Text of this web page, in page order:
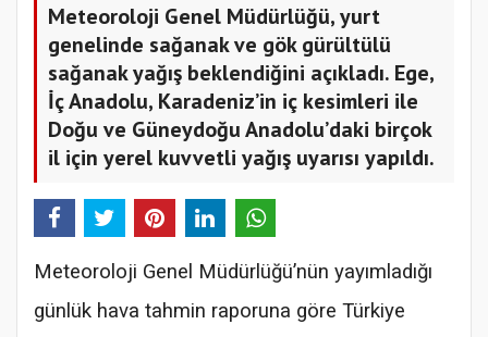
Meteoroloji Genel Müdürlüğü, yurt
genelinde sağanak ve gök gürültülü
sağanak yağış beklendiğini açıkladı. Ege,
İç Anadolu, Karadeniz’in iç kesimleri ile
Doğu ve Güneydoğu Anadolu’daki birçok
il için yerel kuvvetli yağış uyarısı yapıldı.
Meteoroloji Genel Müdürlüğü’nün yayımladığı
günlük hava tahmin raporuna göre Türkiye